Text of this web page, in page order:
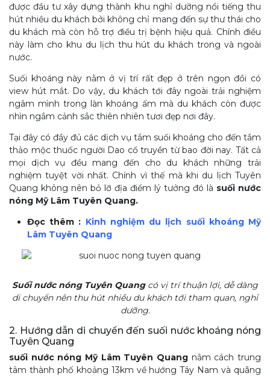
được đầu tư xây dựng thành khu nghỉ dưỡng nổi tiếng thu
hút nhiều du khách bởi không chỉ mang đến sự thư thái cho
du khách mà còn hỗ trợ điều trị bệnh hiệu quả. Chính điều
này làm cho khu du lịch thu hút du khách trong và ngoài
nước.
Suối khoáng này nằm ở vị trí rất đẹp ở trên ngọn đồi có
view hút mắt. Do vậy, du khách tới đây ngoài trải nghiệm
ngâm mình trong làn khoáng ấm mà du khách còn được
nhìn ngắm cảnh sắc thiên nhiên tươi đẹp nơi đây.
Tại đây có đầy đủ các dịch vụ tắm suối khoáng cho đến tắm
thảo mộc thuốc người Dao cổ truyền từ bao đời nay. Tất cả
mọi dịch vụ đều mang đến cho du khách những trải
nghiệm tuyệt vời nhất. Chính vì thế mà khi du lịch Tuyên
Quang không nên bỏ lỡ địa điểm lý tưởng đó là suối nước
nóng Mỹ Lâm Tuyên Quang.
Đọc thêm : Kinh nghiệm du lịch suối khoáng Mỹ
Lâm Tuyên Quang
Suối nước nóng Tuyên Quang có vị trí thuận lợi, dễ dàng
di chuyển nên thu hút nhiều du khách tới tham quan, nghỉ
dưỡng.
2. Hướng dẫn di chuyển đến suối nước khoáng nóng
Tuyên Quang
suối nước nóng Mỹ Lâm Tuyên Quang nằm cách trung
tâm thành phố khoảng 13km về hướng Tây Nam và quãng